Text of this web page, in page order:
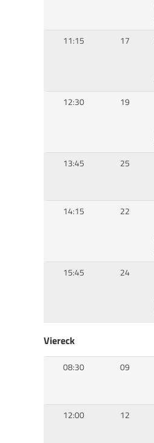
11:15 17
12:30 19
13:45 25
14:15 22
15:45 24
Viereck
08:30 09
12:00 12